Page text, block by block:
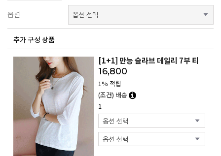
옵션
추가 구성 상품
[1+1] 만능 슬라브 데일리 7부 티
16,800
1% 적립
(조건) 배송
1